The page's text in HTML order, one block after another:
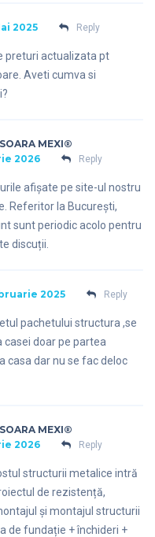
2025 Reply
preturi actualizata pt
Aveti cumva si
MEXI®
2026 Reply
afișate pe site-ul nostru
Referitor la București,
sunt periodic acolo pentru
discuții.
2025 Reply
pachetului structura ,se
doar pe partea
casa dar nu se fac deloc
MEXI®
2026 Reply
structurii metalice intră
de rezistență,
și montajul structurii
de fundație + închideri +